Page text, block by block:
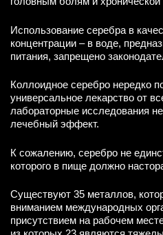
Использование серебра в
концентрации – в воде,
питания, запрещено
Коллоидное серебро нередко
универсальное лекарство от
лабораторные исследования
лечебный эффект.
К сожалению, серебро не
которого в пище должно
Существуют 35 металлов,
вниманием международных
присутствием на рабочем